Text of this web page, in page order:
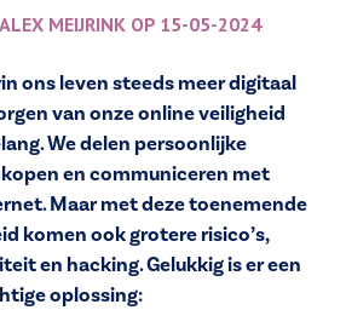
ALEX MEIJRINK OP 15-05-2024
ons leven steeds meer digitaal
van onze online veiligheid
We delen persoonlijke
en communiceren met
Maar met deze toenemende
komen ook grotere risico’s,
en hacking. Gelukkig is er een
oplossing: